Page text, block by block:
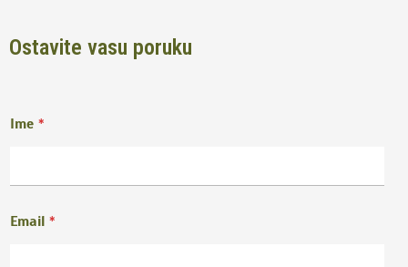
Ostavite vasu poruku
Ime *
Email *